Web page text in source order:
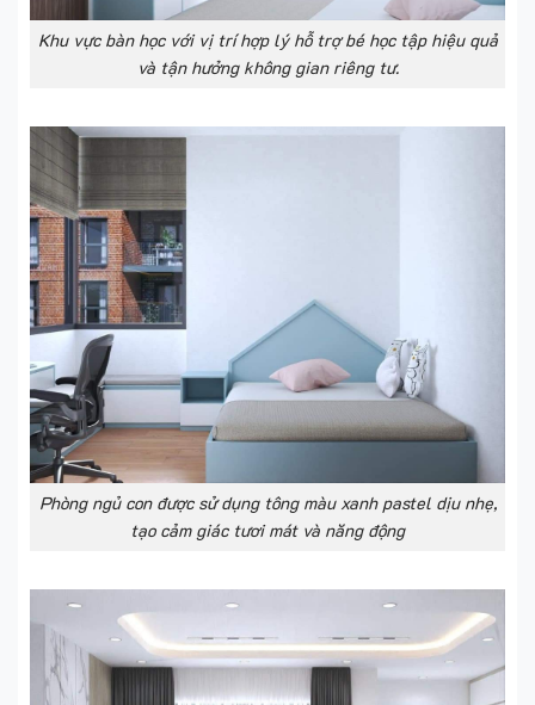
Khu vực bàn học với vị trí hợp lý hỗ trợ bé học tập hiệu quả
và tận hưởng không gian riêng tư.
Phòng ngủ con được sử dụng tông màu xanh pastel dịu nhẹ,
tạo cảm giác tươi mát và năng động